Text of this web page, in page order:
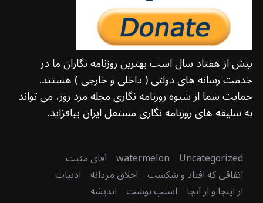
بیش از هفتاد سال است بهترین روزنامه نگاران ما در
خدمت رسانه های دولتی ( داخلی و خارجی ) هستند.
حمایت شما از شیوه روزنامه نگاری مجله مرد روز، می تواند
به سلیقه های روزنامه نگاری مستقل ایران بیافزاید.
Uncategorized
watermelon آقای مثبت
اتفاقی که افتاد و شکست اخلاق مردانه ادبیات
از اینجا و از آنجا اسنَپ نوشت اندیشه